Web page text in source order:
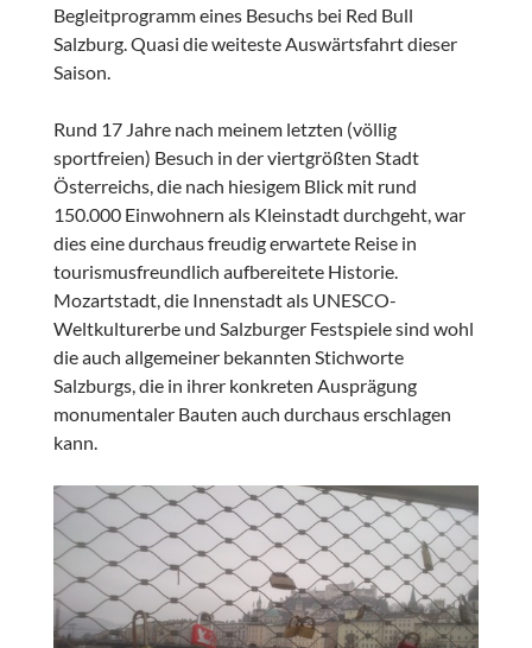
Begleitprogramm eines Besuchs bei Red Bull
Salzburg. Quasi die weiteste Auswärtsfahrt dieser
Saison.
Rund 17 Jahre nach meinem letzten (völlig
sportfreien) Besuch in der viertgrößten Stadt
Österreichs, die nach hiesigem Blick mit rund
150.000 Einwohnern als Kleinstadt durchgeht, war
dies eine durchaus freudig erwartete Reise in
tourismusfreundlich aufbereitete Historie.
Mozartstadt, die Innenstadt als UNESCO-
Weltkulturerbe und Salzburger Festspiele sind wohl
die auch allgemeiner bekannten Stichworte
Salzburgs, die in ihrer konkreten Ausprägung
monumentaler Bauten auch durchaus erschlagen
kann.